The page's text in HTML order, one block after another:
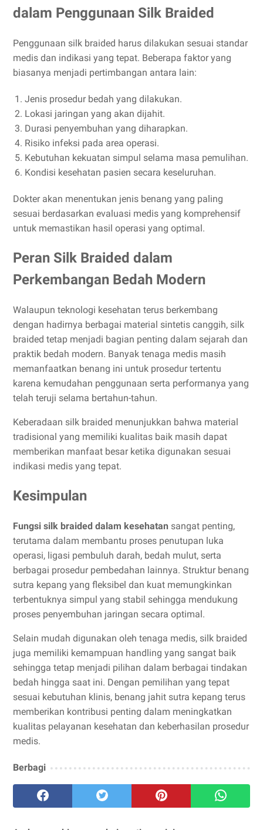
dalam Penggunaan Silk Braided
Penggunaan silk braided harus dilakukan sesuai standar
medis dan indikasi yang tepat. Beberapa faktor yang
biasanya menjadi pertimbangan antara lain:
Jenis prosedur bedah yang dilakukan.
Lokasi jaringan yang akan dijahit.
Durasi penyembuhan yang diharapkan.
Risiko infeksi pada area operasi.
Kebutuhan kekuatan simpul selama masa pemulihan.
Kondisi kesehatan pasien secara keseluruhan.
Dokter akan menentukan jenis benang yang paling
sesuai berdasarkan evaluasi medis yang komprehensif
untuk memastikan hasil operasi yang optimal.
Peran Silk Braided dalam
Perkembangan Bedah Modern
Walaupun teknologi kesehatan terus berkembang
dengan hadirnya berbagai material sintetis canggih, silk
braided tetap menjadi bagian penting dalam sejarah dan
praktik bedah modern. Banyak tenaga medis masih
memanfaatkan benang ini untuk prosedur tertentu
karena kemudahan penggunaan serta performanya yang
telah teruji selama bertahun-tahun.
Keberadaan silk braided menunjukkan bahwa material
tradisional yang memiliki kualitas baik masih dapat
memberikan manfaat besar ketika digunakan sesuai
indikasi medis yang tepat.
Kesimpulan
Fungsi silk braided dalam kesehatan sangat penting,
terutama dalam membantu proses penutupan luka
operasi, ligasi pembuluh darah, bedah mulut, serta
berbagai prosedur pembedahan lainnya. Struktur benang
sutra kepang yang fleksibel dan kuat memungkinkan
terbentuknya simpul yang stabil sehingga mendukung
proses penyembuhan jaringan secara optimal.
Selain mudah digunakan oleh tenaga medis, silk braided
juga memiliki kemampuan handling yang sangat baik
sehingga tetap menjadi pilihan dalam berbagai tindakan
bedah hingga saat ini. Dengan pemilihan yang tepat
sesuai kebutuhan klinis, benang jahit sutra kepang terus
memberikan kontribusi penting dalam meningkatkan
kualitas pelayanan kesehatan dan keberhasilan prosedur
medis.
Berbagi